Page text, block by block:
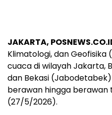
JAKARTA,
Klimatologi, dan
cuaca di wilayah Jakarta,
dan Bekasi
berawan hingga berawan
(27/5/2026).